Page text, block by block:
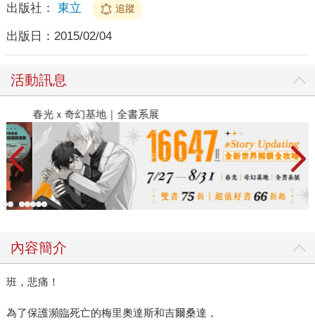
出版社： 東立 追蹤
出版日： 2015/02/04
活動訊息
春光ｘ奇幻基地｜全書系展
內容簡介
班，悲痛！
為了保護瀕臨死亡的梅里奧達斯和吉爾桑達，